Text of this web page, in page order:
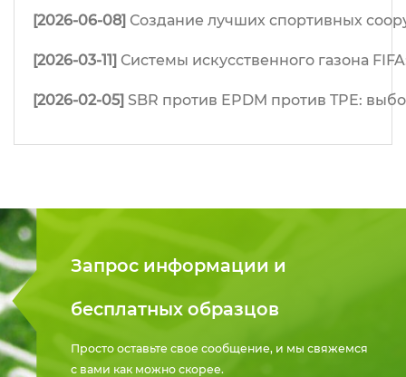
[2026-06-08] Создание лучших спортивных
[2026-03-11] Системы искусственного газона
[2026-02-05] SBR против EPDM против TPE:
Запрос информации и
бесплатных образцов
Просто оставьте свое сообщение, и мы свяжемся
с вами как можно скорее.